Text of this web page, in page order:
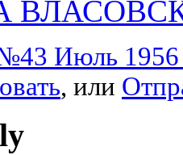
Июль 1956
, или